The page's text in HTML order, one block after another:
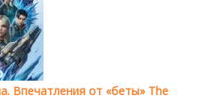
Впечатления от «беты» The